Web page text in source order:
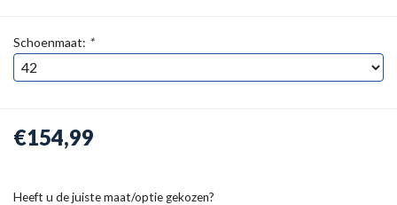
Schoenmaat: *
€154,99
Heeft u de juiste maat/optie gekozen?